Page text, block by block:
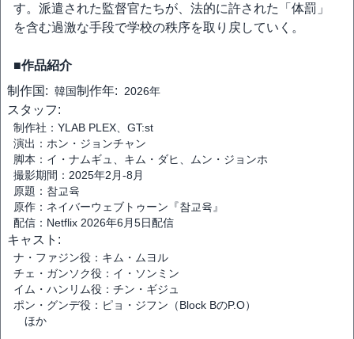
す。派遣された監督官たちが、法的に許された「体罰」
を含む過激な手段で学校の秩序を取り戻していく。
■作品紹介
制作国: 韓国制作年: 2026年
スタッフ:
制作社：YLAB PLEX、GT:st
演出：ホン・ジョンチャン
脚本：イ・ナムギュ、キム・ダヒ、ムン・ジョンホ
撮影期間：2025年2月-8月
原題：참교육
原作：ネイバーウェブトゥーン『참교육』
配信：Netflix 2026年6月5日配信
キャスト:
ナ・ファジン役：キム・ムヨル
チェ・ガンソク役：イ・ソンミン
イム・ハンリム役：チン・ギジュ
ポン・グンデ役：ピョ・ジフン（Block BのP.O）
ほか